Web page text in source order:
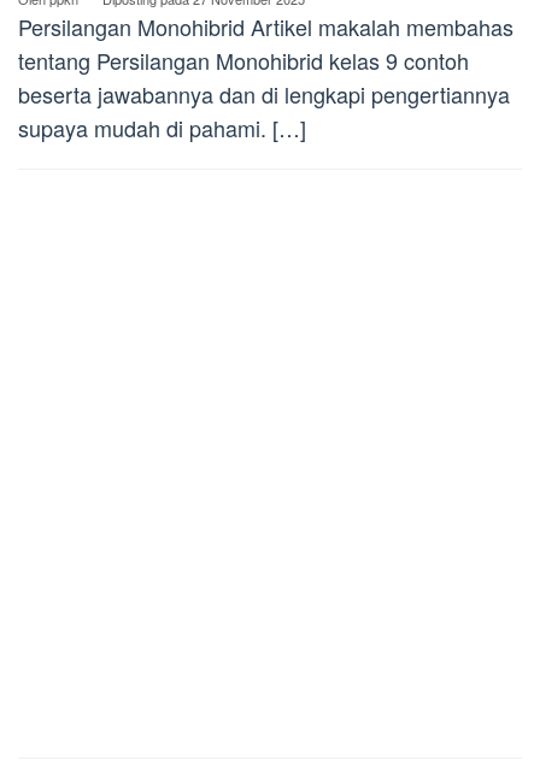
Persilangan Monohibrid Artikel makalah membahas
tentang Persilangan Monohibrid kelas 9 contoh
beserta jawabannya dan di lengkapi pengertiannya
supaya mudah di pahami. […]